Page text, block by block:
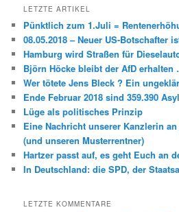
LETZTE ARTIKEL
Pünktlich zum 1.Juli =
08.05.2018 – Neuer US-Botschafter
Hamburg wird Straßen für
Björn Höcke bleibt der AfD erhalten
Wer tötete Jens Bleck ? Ein
Ende Februar 2018 sind 359.390
Lüge als politisches Prinzip
Eine Nachricht unserer Kanzlerin
(und unseren Musterrentner)
Hartzer passt auf, es geht Euch an
In Deutschland: die SPD, der
LETZTE KOMMENTARE